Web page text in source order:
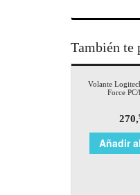
También te
Volante
Force PC/
270,
Añadir